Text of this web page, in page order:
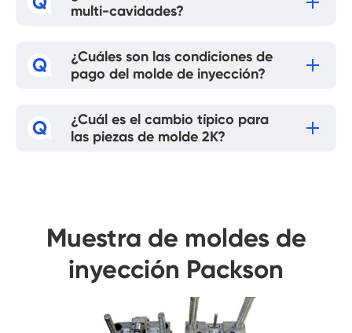
multi-cavidades?
Q
¿Cuáles son las condiciones de
pago del molde de inyección?
Q
¿Cuál es el cambio típico para
las piezas de molde 2K?
Muestra de moldes de
inyección Packson